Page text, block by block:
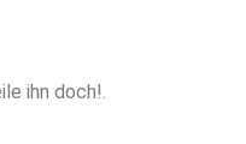
ihn doch!.